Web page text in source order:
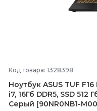
Код товара: 1328398
Ноутбук ASUS TUF F16
i7, 16Гб DDR5, SSD
Серый [90NR0NB1-